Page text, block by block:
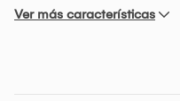
Ver más características